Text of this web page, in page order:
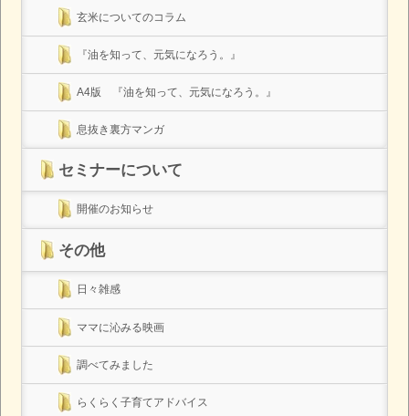
玄米についてのコラム
『油を知って、元気になろう。』
A4版 『油を知って、元気になろう。』
息抜き裏方マンガ
セミナーについて
開催のお知らせ
その他
日々雑感
ママに沁みる映画
調べてみました
らくらく子育てアドバイス